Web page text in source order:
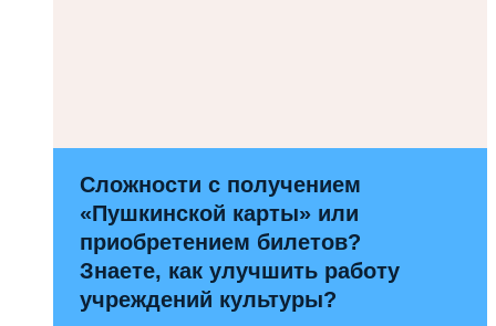
Сложности с получением
«Пушкинской карты» или
приобретением билетов?
Знаете, как улучшить работу
учреждений культуры?